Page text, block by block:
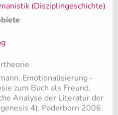
(Disziplingeschichte)
Emotionalisierung -
zum Buch als Freund.
Analyse der Literatur der
4). Paderborn 2006.